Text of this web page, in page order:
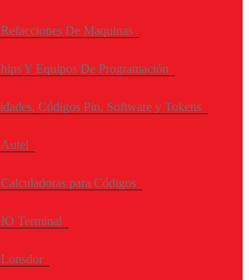
Refacciones De Maquinas
Y Equipos De Programación
Códigos Pin, Software y Tokens
Autel
Calculadoras para Códigos
IO Terminal
Lonsdor